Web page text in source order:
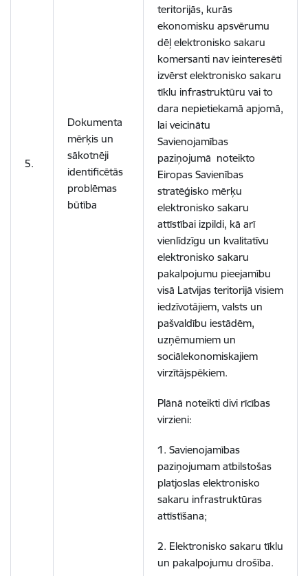
5.
Dokumenta
mērķis un
sākotnēji
identificētās
problēmas
būtība
teritorijās, kurās
ekonomisku apsvērumu
dēļ elektronisko sakaru
komersanti nav ieinteresēti
izvērst elektronisko sakaru
tīklu infrastruktūru vai to
dara nepietiekamā apjomā,
lai veicinātu
Savienojamības
paziņojumā noteikto
Eiropas Savienības
stratēģisko mērķu
elektronisko sakaru
attīstībai izpildi, kā arī
vienlīdzīgu un kvalitatīvu
elektronisko sakaru
pakalpojumu pieejamību
visā Latvijas teritorijā visiem
iedzīvotājiem, valsts un
pašvaldību iestādēm,
uzņēmumiem un
sociālekonomiskajiem
virzītājspēkiem.
Plānā noteikti divi rīcības
virzieni:
1. Savienojamības
paziņojumam atbilstošas
platjoslas elektronisko
sakaru infrastruktūras
attīstīšana;
2. Elektronisko sakaru tīklu
un pakalpojumu drošība.